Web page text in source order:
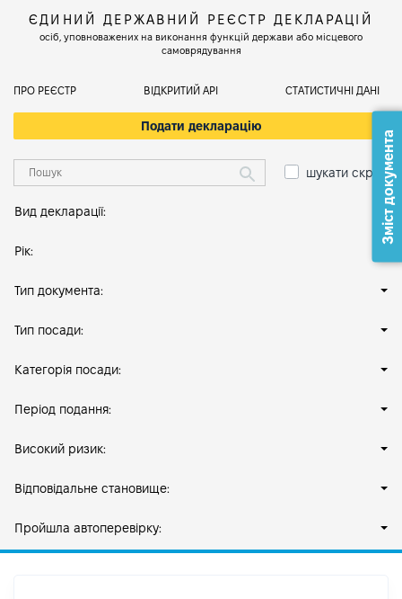
ЄДИНИЙ ДЕРЖАВНИЙ РЕЄСТР ДЕКЛАРАЦІЙ
осіб, уповноважених на виконання функцій держави або місцевого
самоврядування
ПРО РЕЄСТР ВІДКРИТИЙ АРІ СТАТИСТИЧНІ ДАНІ
Подати декларацію
шукати скрізь
Вид декларації:
Рік:
Тип документа:
Тип посади:
Категорія посади:
Період подання:
Високий ризик:
Відповідальне становище:
Пройшла автоперевірку:
Зміст документа